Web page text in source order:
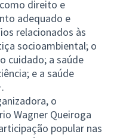
direito e
adequado e
relacionados às
socioambiental; o
cuidado; a saúde
e a saúde
o
Wagner Queiroga
popular nas